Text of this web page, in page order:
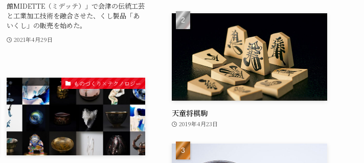
館MIDETTE（ミデッテ）」で会津の伝統工芸
と工業加工技術を融合させた、くし製品「あ
いくし」の販売を始めた。
2021年4月29日
ものづくり×テクノロジー
天童将棋駒
2019年4月23日